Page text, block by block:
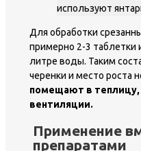
используют
Для обработки
примерно 2-3 таблетки
литре воды. Таким
черенки и место роста
помещают в
вентиляции.
Применение
препаратами